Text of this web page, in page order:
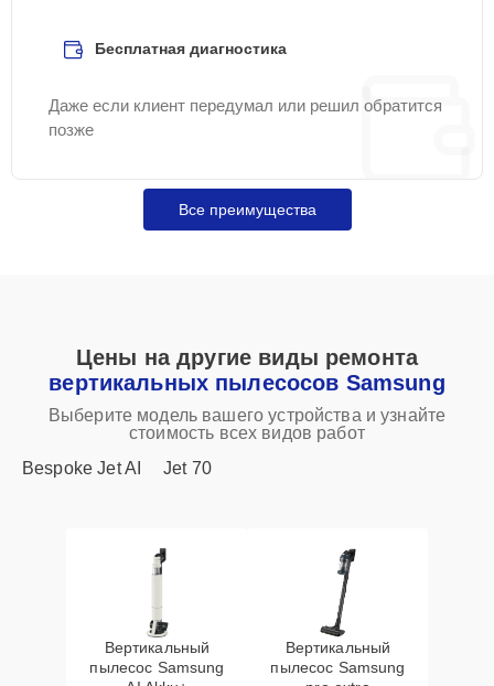
Бесплатная диагностика
Даже если клиент передумал или решил обратится
позже
Все преимущества
Цены на другие виды ремонта
вертикальных пылесосов Samsung
Выберите модель вашего устройства и узнайте
стоимость всех видов работ
Bespoke Jet AI
Jet 70
Вертикальный
пылесос Samsung
Вертикальный
пылесос Samsung